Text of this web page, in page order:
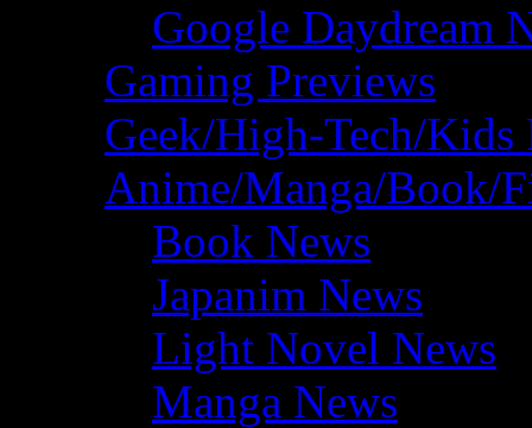
Google Daydream
Gaming Previews
Geek/High-Tech/Kids
Anime/Manga/Book/
Book News
Japanim News
Light Novel News
Manga News